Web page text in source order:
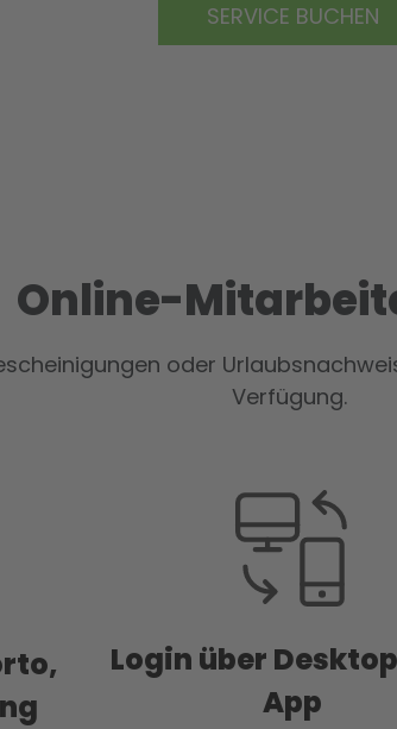
SERVICE BUCHEN
Online-
oder
Verfügung.
Login über
App